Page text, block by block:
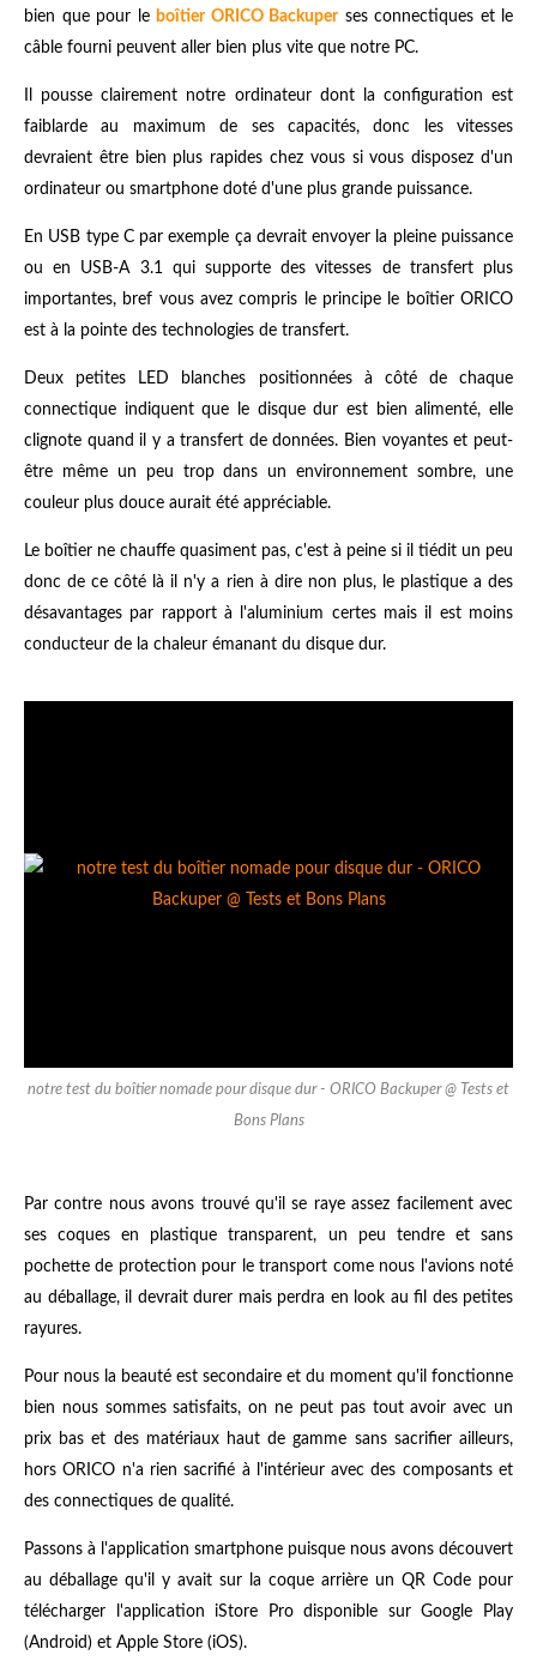
bien que pour le boîtier ORICO Backuperses connectiques et le
câble fourni peuvent aller bien plus vite que notre PC.
Il pousse clairement notre ordinateur dont la configuration est
faiblarde au maximum de ses capacités, donc les vitesses
devraient être bien plus rapides chez vous si vous disposez d'un
ordinateur ou smartphone doté d'une plus grande puissance.
En USB type C par exemple ça devrait envoyer la pleine puissance
ou en USB-A 3.1 qui supporte des vitesses de transfert plus
importantes, bref vous avez compris le principe le boîtier ORICO
est à la pointe des technologies de transfert.
Deux petites LED blanches positionnées à côté de chaque
connectique indiquent que le disque dur est bien alimenté, elle
clignote quand il y a transfert de données. Bien voyantes et peut-
être même un peu trop dans un environnement sombre, une
couleur plus douce aurait été appréciable.
Le boîtier ne chauffe quasiment pas, c'est à peine si il tiédit un peu
donc de ce côté là il n'y a rien à dire non plus, le plastique a des
désavantages par rapport à l'aluminium certes mais il est moins
conducteur de la chaleur émanant du disque dur.
notre test du boîtier nomade pour disque dur - ORICO Backuper @ Tests et
Bons Plans
Par contre nous avons trouvé qu'il se raye assez facilement avec
ses coques en plastique transparent, un peu tendre et sans
pochette de protection pour le transport come nous l'avions noté
au déballage, il devrait durer mais perdra en look au fil des petites
rayures.
Pour nous la beauté est secondaire et du moment qu'il fonctionne
bien nous sommes satisfaits, on ne peut pas tout avoir avec un
prix bas et des matériaux haut de gamme sans sacrifier ailleurs,
hors ORICO n'a rien sacrifié à l'intérieur avec des composants et
des connectiques de qualité.
Passons à l'application smartphone puisque nous avons découvert
au déballage qu'il y avait sur la coque arrière un QR Code pour
télécharger l'application iStore Pro disponible sur Google Play
(Android) et Apple Store (iOS).